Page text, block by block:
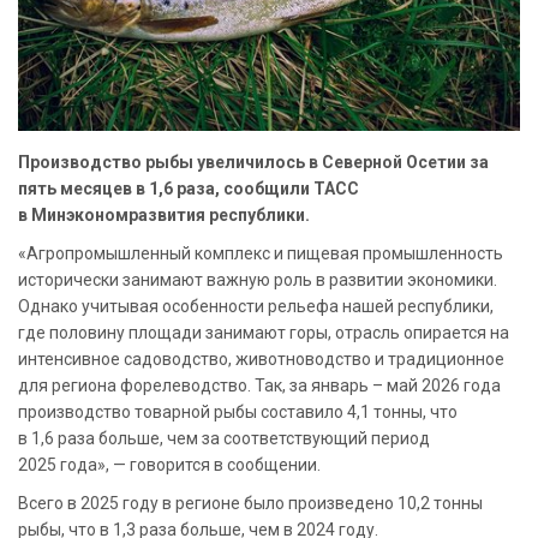
Производство рыбы увеличилось в Северной Осетии за
пять месяцев в 1,6 раза, сообщили ТАСС
в Минэкономразвития республики.
«Агропромышленный комплекс и пищевая промышленность
исторически занимают важную роль в развитии экономики.
Однако учитывая особенности рельефа нашей республики,
где половину площади занимают горы, отрасль опирается на
интенсивное садоводство, животноводство и традиционное
для региона форелеводство. Так, за январь – май 2026 года
производство товарной рыбы составило 4,1 тонны, что
в 1,6 раза больше, чем за соответствующий период
2025 года», — говорится в сообщении.
Всего в 2025 году в регионе было произведено 10,2 тонны
рыбы, что в 1,3 раза больше, чем в 2024 году.